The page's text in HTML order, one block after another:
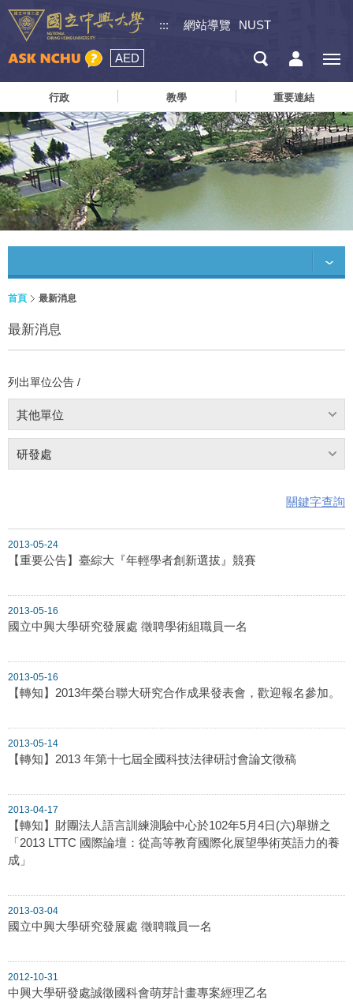
::: 網站導覽 NUST
AED
行政 教學 重要連結
首頁 最新消息
最新消息
列出單位公告 /
其他單位
研發處
關鍵字查詢
2013-05-24
【重要公告】臺綜大『年輕學者創新選拔』競賽
2013-05-16
國立中興大學研究發展處 徵聘學術組職員一名
2013-05-16
【轉知】2013年榮台聯大研究合作成果發表會，歡迎報名參加。
2013-05-14
【轉知】2013 年第十七屆全國科技法律研討會論文徵稿
2013-04-17
【轉知】財團法人語言訓練測驗中心於102年5月4日(六)舉辦之
「2013 LTTC 國際論壇：從高等教育國際化展望學術英語力的養
成」
2013-03-04
國立中興大學研究發展處 徵聘職員一名
2012-10-31
中興大學研發處誠徵國科會萌芽計畫專案經理乙名